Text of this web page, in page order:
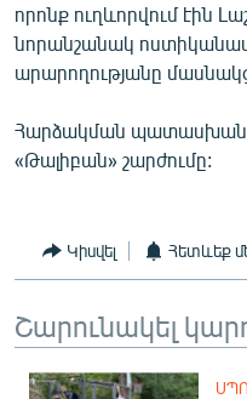
Հայերեն
English
ՀԵՏԵՎԵՔ ՄԵԶ
«Ազատության» բոլոր
որոնք ուղևորվում էին
նորանշանակ
արարողությանը
Հարձակման
«Թալիբան» շարժումը:
Կիսվել Հետևեք
Շարունակել